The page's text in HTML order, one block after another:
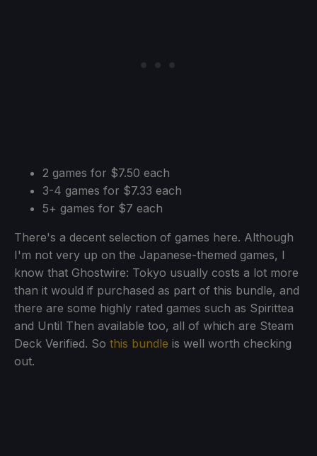
2 games for $7.50 each
3-4 games for $7.33 each
5+ games for $7 each
There's a decent selection of games here. Although
I'm not very up on the Japanese-themed games, I
know that Ghostwire: Tokyo usually costs a lot more
than it would if purchased as part of this bundle, and
there are some highly rated games such as Spirittea
and Until Then available too, all of which are Steam
Deck Verified. So this bundle is well worth checking
out.